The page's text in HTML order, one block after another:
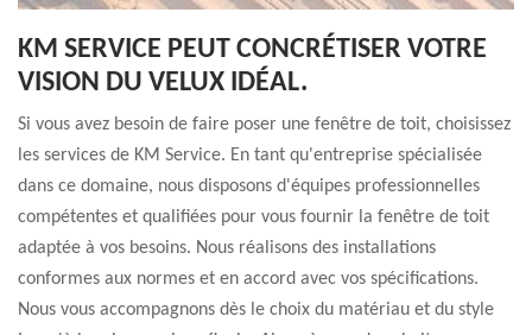
KM SERVICE PEUT CONCRÉTISER VOTRE
VISION DU VELUX IDÉAL.
Si vous avez besoin de faire poser une fenêtre de toit, choisissez
les services de KM Service. En tant qu'entreprise spécialisée
dans ce domaine, nous disposons d'équipes professionnelles
compétentes et qualifiées pour vous fournir la fenêtre de toit
adaptée à vos besoins. Nous réalisons des installations
conformes aux normes et en accord avec vos spécifications.
Nous vous accompagnons dès le choix du matériau et du style